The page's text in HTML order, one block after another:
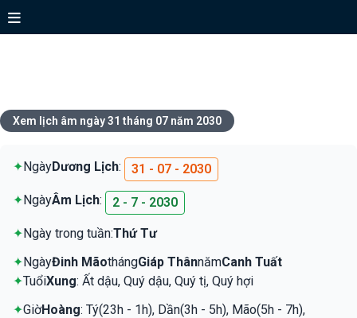
Xem lịch âm ngày 31 tháng 07 năm 2030
✦NgàyDương Lịch: 31 - 07 - 2030
✦NgàyÂm Lịch: 2 - 7 - 2030
✦Ngày trong tuần:Thứ Tư
✦NgàyĐinh MãothángGiáp ThânnămCanh Tuất
✦TuổiXung: Ất dậu, Quý dậu, Quý tị, Quý hợi
✦GiờHoàng: Tý(23h - 1h), Dần(3h - 5h), Mão(5h - 7h),